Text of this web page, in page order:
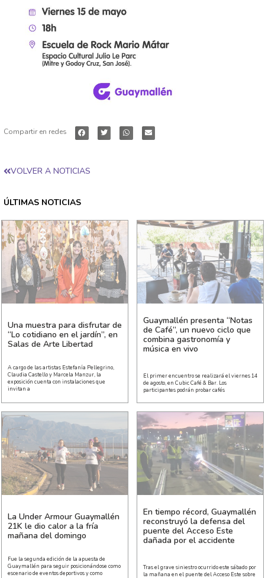
Compartir en redes
VOLVER A NOTICIAS
ÚLTIMAS NOTICIAS
Una muestra para disfrutar de
“Lo cotidiano en el jardín”, en
Salas de Arte Libertad
A cargo de las artistas Estefanía Pellegrino,
Claudia Castello y Marcela Manzur, la
exposición cuenta con instalaciones que
invitan a
Guaymallén presenta “Notas
de Café”, un nuevo ciclo que
combina gastronomía y
música en vivo
El primer encuentro se realizará el viernes 14
de agosto, en Cubic Café & Bar. Los
participantes podrán probar cafés
La Under Armour Guaymallén
21K le dio calor a la fría
mañana del domingo
Fue la segunda edición de la apuesta de
Guaymallén para seguir posicionándose como
escenario de eventos deportivos y como
En tiempo récord, Guaymallén
reconstruyó la defensa del
puente del Acceso Este
dañada por el accidente
Tras el grave siniestro ocurrido este sábado por
la mañana en el puente del Acceso Este sobre